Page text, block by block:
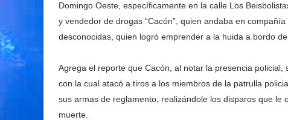
Domingo Oeste, específicamente en la calle Los
y vendedor de drogas “Cacón”, quien andaba en
desconocidas, quien logró emprender a la huida a bordo
Agrega el reporte que Cacón, al notar la presencia policial,
con la cual atacó a tiros a los miembros de la patrulla
sus armas de reglamento, realizándole los disparos que
muerte.